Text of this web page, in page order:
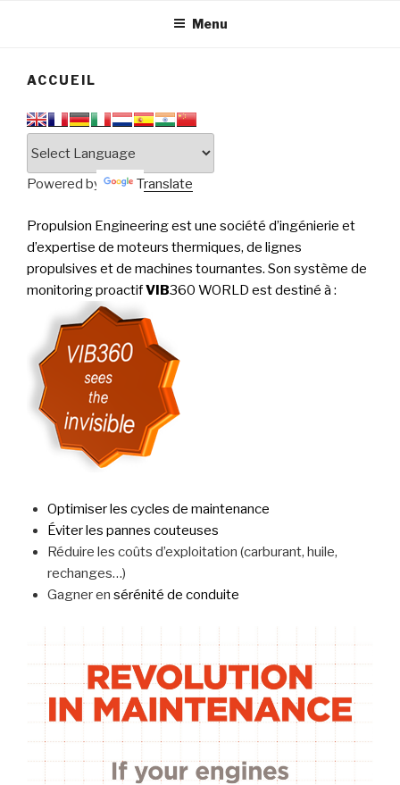
PERFORMANCE
Menu
ACCUEIL
Powered by Translate
Propulsion Engineering est une société d’ingénierie et
d’expertise de moteurs thermiques, de lignes
propulsives et de machines tournantes. Son système de
monitoring proactifVIB360 WORLD est destiné à :
Optimiser les cycles de maintenance
Éviter les pannes couteuses
Réduire les coûts d’exploitation (carburant, huile,
rechanges…)
Gagner en sérénité de conduite